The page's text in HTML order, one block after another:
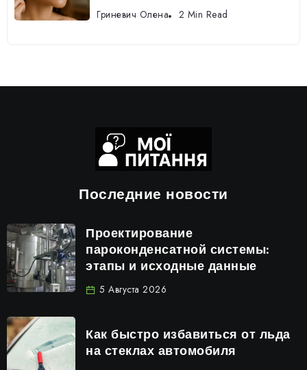
Гриневич Олена 2 Min Read
Последние новости
Проектирование
пароконденсатной системы:
этапы и исходные данные
5 Августа 2026
Как быстро избавиться от льда
на стеклах автомобиля